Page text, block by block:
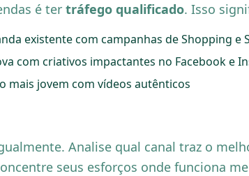
é ter tráfego qualificado. Isso
existente com campanhas de Shopping e
com criativos impactantes no Facebook e
mais jovem com vídeos autênticos
Analise qual canal traz o
seus esforços onde funciona